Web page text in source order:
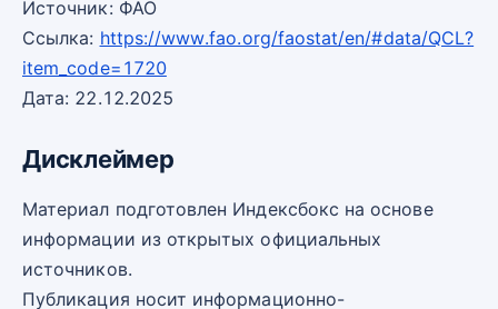
Источник: ФАО
Ссылка: https://www.fao.org/faostat/en/#data/QCL?
item_code=1720
Дата: 22.12.2025
Дисклеймер
Материал подготовлен Индексбокс на основе
информации из открытых официальных
источников.
Публикация носит информационно-